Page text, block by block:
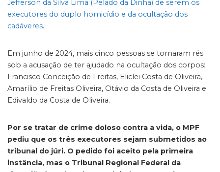
Jefferson da Silva Lima (Pelado da Dinha) de serem os
executores do duplo homicídio e da ocultação dos
cadáveres.
Em junho de 2024, mais cinco pessoas se tornaram rés
sob a acusação de ter ajudado na ocultação dos corpos:
Francisco Conceição de Freitas, Eliclei Costa de Oliveira,
Amarílio de Freitas Oliveira, Otávio da Costa de Oliveira e
Edivaldo da Costa de Oliveira.
Por se tratar de crime doloso contra a vida, o MPF
pediu que os três executores sejam submetidos ao
tribunal do júri. O pedido foi aceito pela primeira
instância, mas o Tribunal Regional Federal da